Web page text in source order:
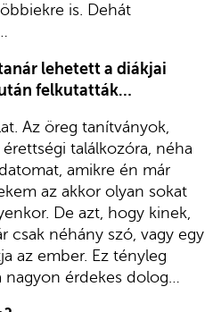
is. Dehát
lehetett a diákjai
felkutatták…
Az öreg tanítványok,
találkozóra, néha
amikre én már
az akkor olyan sokat
De azt, hogy kinek,
csak néhány szó, vagy egy
az ember. Ez tényleg
nagyon érdekes dolog…